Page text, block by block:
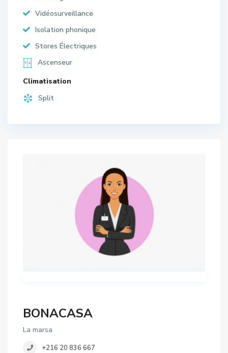
Vidéosurveillance
Isolation phonique
Stores Électriques
Ascenseur
Climatisation
Split
BONACASA
La marsa
+216 20 836 667